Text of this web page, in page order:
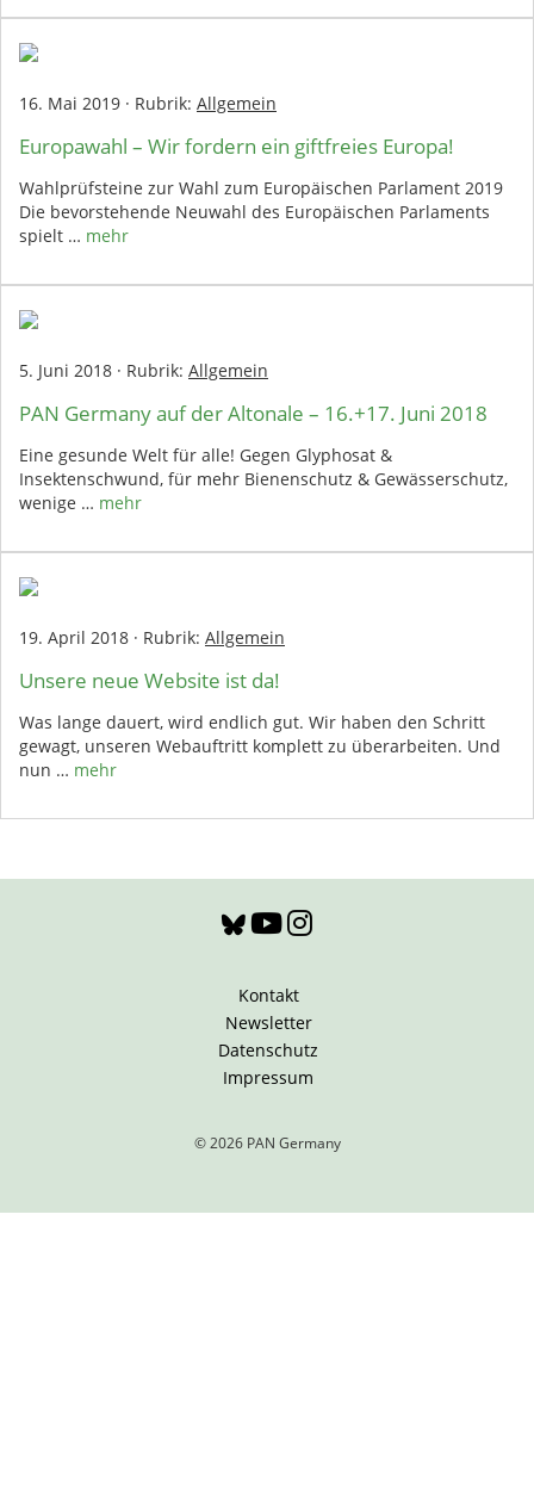
16. Mai 2019 · Rubrik: Allgemein
Europawahl – Wir fordern ein giftfreies Europa!
Wahlprüfsteine zur Wahl zum Europäischen Parlament 2019
Die bevorstehende Neuwahl des Europäischen Parlaments
spielt … mehr
5. Juni 2018 · Rubrik: Allgemein
PAN Germany auf der Altonale – 16.+17. Juni 2018
Eine gesunde Welt für alle! Gegen Glyphosat &
Insektenschwund, für mehr Bienenschutz & Gewässerschutz,
wenige … mehr
19. April 2018 · Rubrik: Allgemein
Unsere neue Website ist da!
Was lange dauert, wird endlich gut. Wir haben den Schritt
gewagt, unseren Webauftritt komplett zu überarbeiten. Und
nun … mehr
Kontakt
Newsletter
Datenschutz
Impressum
© 2026 PAN Germany